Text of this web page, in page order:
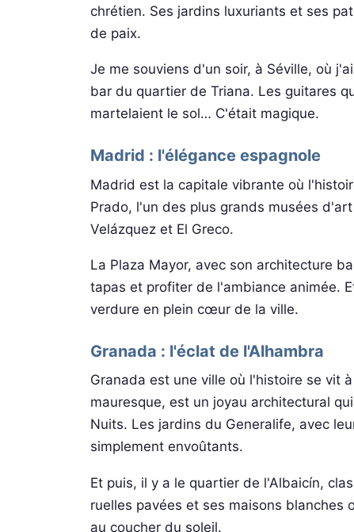
chrétien. Ses jardins luxuriants et ses
de paix.
Je me souviens d'un soir, à Séville, où
bar du quartier de Triana. Les guitares
martelaient le sol… C'était magique.
Madrid : l'élégance espagnole
Madrid est la capitale vibrante où
Prado, l'un des plus grands musées
Velázquez et El Greco.
La Plaza Mayor, avec son architecture
tapas et profiter de l'ambiance animée.
verdure en plein cœur de la ville.
Granada : l'éclat de l'Alhambra
Granada est une ville où l'histoire se vit
mauresque, est un joyau architectural
Nuits. Les jardins du Generalife, avec
simplement envoûtants.
Et puis, il y a le quartier de l'Albaicín,
ruelles pavées et ses maisons
au coucher du soleil.